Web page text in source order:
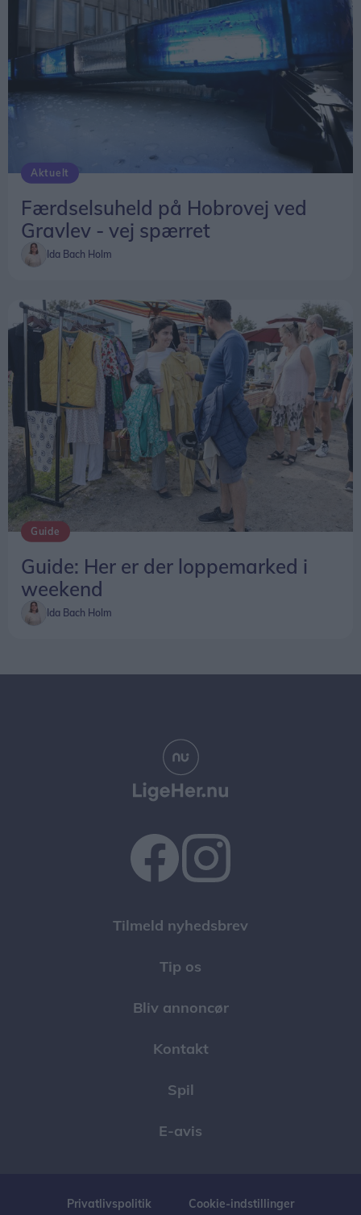
Aktuelt
Færdselsuheld på Hobrovej ved
Gravlev - vej spærret
Ida Bach Holm
Guide
Guide: Her er der loppemarked i
weekend
Ida Bach Holm
Tilmeld nyhedsbrev
Tip os
Bliv annoncør
Kontakt
Spil
E-avis
Privatlivspolitik Cookie-indstillinger